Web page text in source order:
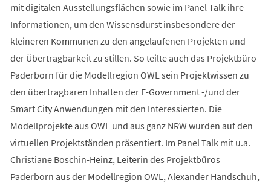
mit digitalen Ausstellungsflächen sowie im Panel Talk ihre
Informationen, um den Wissensdurst insbesondere der
kleineren Kommunen zu den angelaufenen Projekten und
der Übertragbarkeit zu stillen. So teilte auch das Projektbüro
Paderborn für die Modellregion OWL sein Projektwissen zu
den übertragbaren Inhalten der E-Government -/und der
Smart City Anwendungen mit den Interessierten. Die
Modellprojekte aus OWL und aus ganz NRW wurden auf den
virtuellen Projektständen präsentiert. Im Panel Talk mit u.a.
Christiane Boschin-Heinz, Leiterin des Projektbüros
Paderborn aus der Modellregion OWL, Alexander Handschuh,